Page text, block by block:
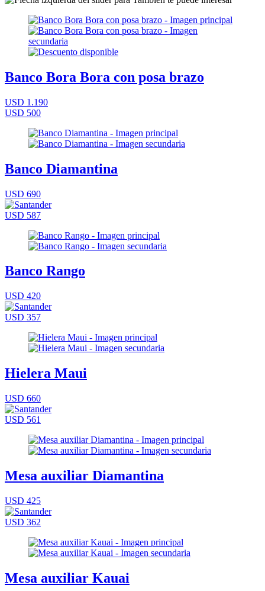
Banco Bora Bora con posa brazo
USD 1.190
USD 500
Banco Diamantina
USD 690
USD 587
Banco Rango
USD 420
USD 357
Hielera Maui
USD 660
USD 561
Mesa auxiliar Diamantina
USD 425
USD 362
Mesa auxiliar Kauai